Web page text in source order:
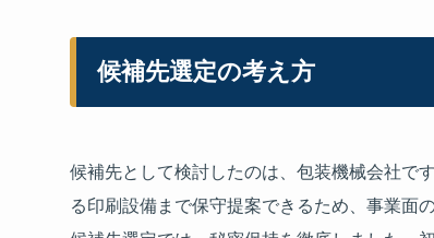
候補先選定の考え方
候補先として検討したのは、包装機械会社で
る印刷設備まで保守提案できるため、事業面